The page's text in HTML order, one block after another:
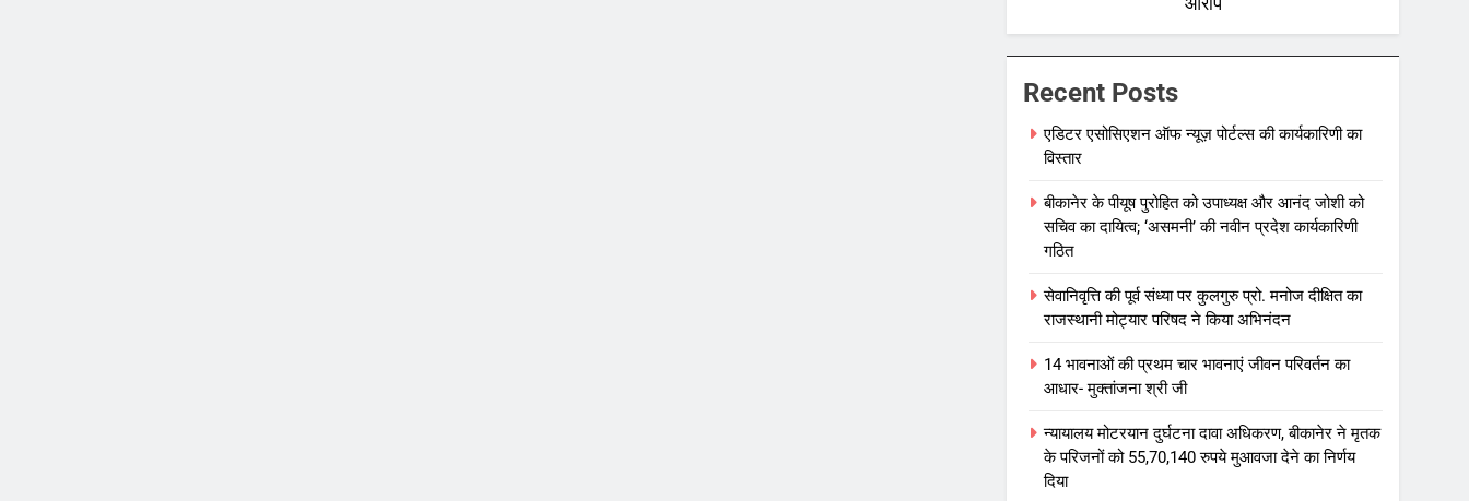
आरोप
Recent Posts
एडिटर एसोसिएशन ऑफ न्यूज़ पोर्टल्स की कार्यकारिणी का
विस्तार
बीकानेर के पीयूष पुरोहित को उपाध्यक्ष और आनंद जोशी को
सचिव का दायित्व; ‘असमनी’ की नवीन प्रदेश कार्यकारिणी
गठित
सेवानिवृत्ति की पूर्व संध्या पर कुलगुरु प्रो. मनोज दीक्षित का
राजस्थानी मोट्यार परिषद ने किया अभिनंदन
14 भावनाओं की प्रथम चार भावनाएं जीवन परिवर्तन का
आधार- मुक्तांजना श्री जी
न्यायालय मोटरयान दुर्घटना दावा अधिकरण, बीकानेर ने मृतक
के परिजनों को 55,70,140 रुपये मुआवजा देने का निर्णय
दिया